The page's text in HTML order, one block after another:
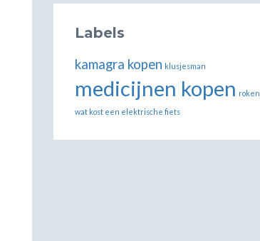
Labels
kamagra kopen klusjesman
medicijnen kopen
wat kost een elektrische fiets